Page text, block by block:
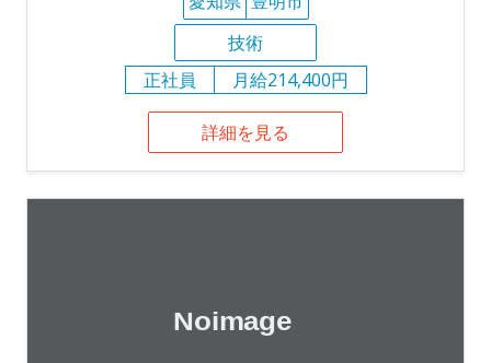
技術
正社員
月給214,400円
詳細を見る